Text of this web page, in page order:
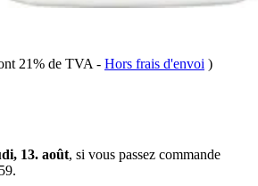
21% de TVA - Hors frais d'envoi )
13. août, si vous passez commande
.